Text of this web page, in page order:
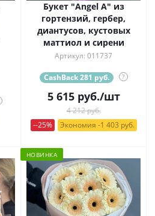
Букет "Angel A" из
гортензий, гербер,
диантусов, кустовых
маттиол и сирени
Артикул: 011737
CashBack 281 руб. ?
5 615руб./шт
4 212 руб.
--25%
Экономия -1 403 руб.
НОВИНКА